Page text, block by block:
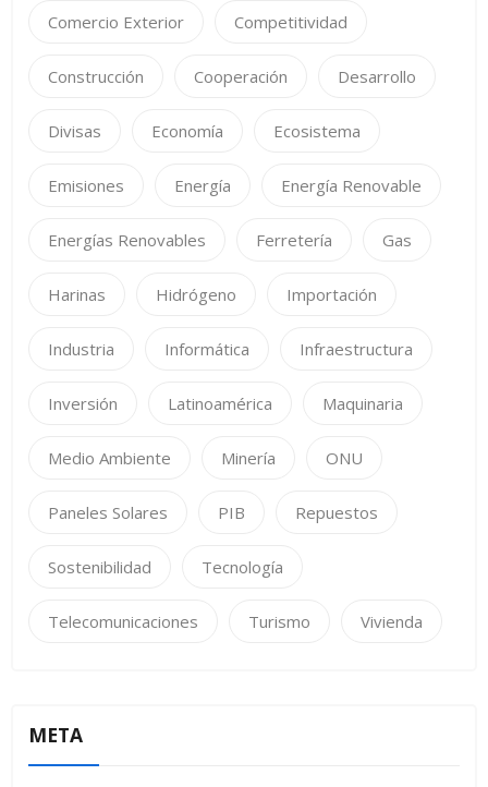
Comercio Exterior Competitividad
Construcción Cooperación Desarrollo
Divisas Economía Ecosistema
Emisiones Energía Energía Renovable
Energías Renovables Ferretería Gas
Harinas Hidrógeno Importación
Industria Informática Infraestructura
Inversión Latinoamérica Maquinaria
Medio Ambiente Minería ONU
Paneles Solares PIB Repuestos
Sostenibilidad Tecnología
Telecomunicaciones Turismo Vivienda
META